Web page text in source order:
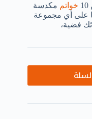
خواتم مكدسة
على أي مجموعة
فضية،